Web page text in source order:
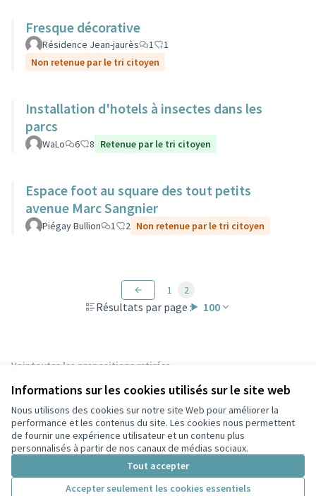
Informations sur les cookies utilisés sur le site web
Nous utilisons des cookies sur notre site Web pour améliorer la
performance et les contenus du site. Les cookies nous permettent
de fournir une expérience utilisateur et un contenu plus
personnalisés à partir de nos canaux de médias sociaux.
Tout accepter
Accepter seulement les cookies essentiels
Fresque décorative
Résidence Jean-jaurès 1
1
Non retenue par le tri citoyen
Installation d'hotels à insectes dans les
parcs
WaLo 6 8 Retenue par le tri citoyen
Espace foot au square des tout petits
avenue Marc Sangnier
Piégay Bullion 1 2 Non retenue par le tri citoyen
Résultats par page : 100
1 2
Voir toutes les propositions retirées
Conditions d'utilisation
Paramètres des cookies
Participez Villeurbanne sur X
(Lien externe)
Participez Villeurbanne sur Facebook
Participez Villeurbanne sur Instagram
Participez Villeurbanne sur YouTube
(Lien externe)